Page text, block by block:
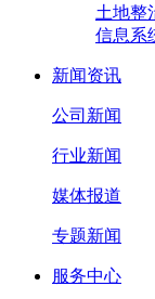
土地整
信息系
新闻资讯
公司新闻
行业新闻
媒体报道
专题新闻
服务中心